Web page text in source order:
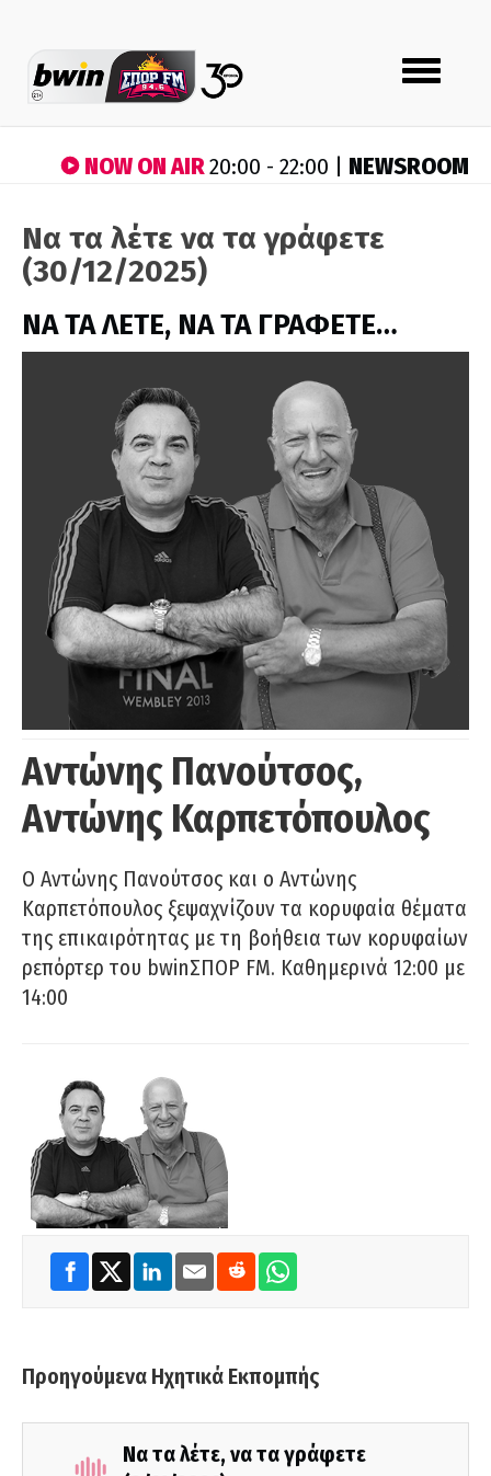
Toggle
navigation
NOW ON AIR20:00 - 22:00 | NEWSROOM
Να τα λέτε να τα γράφετε
(30/12/2025)
ΝΑ ΤΑ ΛΕΤΕ, ΝΑ ΤΑ ΓΡΑΦΕΤΕ…
Αντώνης Πανούτσος,
Αντώνης Καρπετόπουλος
Ο Αντώνης Πανούτσος και ο Αντώνης
Καρπετόπουλος ξεψαχνίζουν τα κορυφαία θέματα
της επικαιρότητας με τη βοήθεια των κορυφαίων
ρεπόρτερ του bwinΣΠΟΡ FM. Καθημερινά 12:00 με
14:00
Προηγούμενα Ηχητικά Εκπομπής
Να τα λέτε, να τα γράφετε